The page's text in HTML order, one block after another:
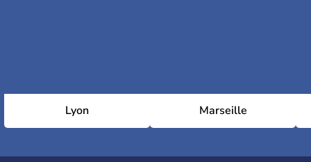
Lyon Marseille